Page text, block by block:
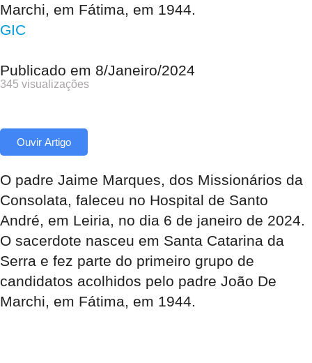
Marchi, em Fátima, em 1944.
GIC
Publicado em 8/Janeiro/2024
345 visualizações
Ouvir Artigo
O padre Jaime Marques, dos Missionários da
Consolata, faleceu no Hospital de Santo
André, em Leiria, no dia 6 de janeiro de 2024.
O sacerdote nasceu em Santa Catarina da
Serra e fez parte do primeiro grupo de
candidatos acolhidos pelo padre João De
Marchi, em Fátima, em 1944.